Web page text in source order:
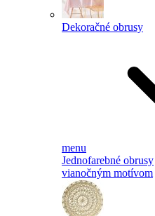
Dekoračné obrusy
menu
Jednofarebné obrusy
vianočným motívom